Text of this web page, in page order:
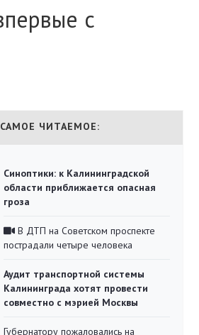
с
САМОЕ ЧИТАЕМОЕ:
Синоптики: к Калининградской
области приближается опасная
гроза
В ДТП на Советском проспекте
пострадали четыре человека
Аудит транспортной системы
Калининграда хотят провести
совместно с мэрией Москвы
Губернатору пожаловались на